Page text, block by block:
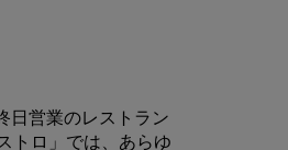
日営業のレストラン
トロ」では、あらゆ